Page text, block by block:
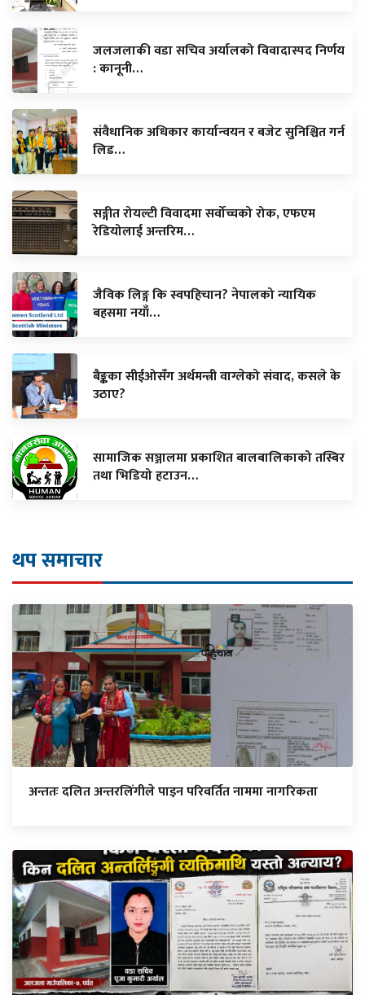
जलजलाकी वडा सचिव अर्यालको विवादास्पद निर्णय
: कानूनी…
संवैधानिक अधिकार कार्यान्वयन र बजेट सुनिश्चित गर्न
लिड…
सङ्गीत रोयल्टी विवादमा सर्वोच्चको रोक, एफएम
रेडियोलाई अन्तरिम…
जैविक लिङ्ग कि स्वपहिचान? नेपालको न्यायिक
बहसमा नयाँ…
बैङ्कका सीईओसँग अर्थमन्त्री वाग्लेको संवाद, कसले के
उठाए?
सामाजिक सञ्जालमा प्रकाशित बालबालिकाको तस्बिर
तथा भिडियो हटाउन…
थप समाचार
अन्ततः दलित अन्तरलिंगीले पाइन परिवर्तित नाममा नागरिकता